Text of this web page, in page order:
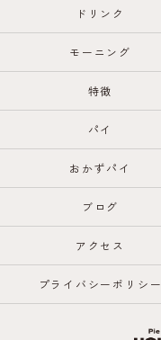
ドリンク
モーニング
特徴
パイ
おかずパイ
ブログ
アクセス
プライバシーポリシー